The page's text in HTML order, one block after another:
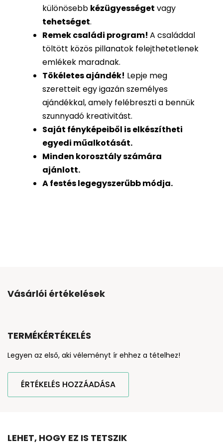
különösebb kézügyességet vagy
tehetséget.
Remek családi program! A családdal
töltött közös pillanatok felejthetetlenek
emlékek maradnak.
Tökéletes ajándék! Lepje meg
szeretteit egy igazán személyes
ajándékkal, amely felébreszti a bennük
szunnyadó kreativitást.
Saját fényképeiből iselkészítheti
egyedi műalkotását.
Minden korosztály számára
ajánlott.
A festés legegyszerűbb módja.
Vásárlói értékelések
TERMÉKÉRTÉKELÉS
Legyen az első, aki véleményt ír ehhez a tételhez!
ÉRTÉKELÉS HOZZÁADÁSA
LEHET, HOGY EZ IS TETSZIK